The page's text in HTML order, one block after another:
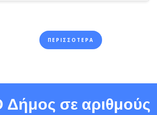
ΠΕΡΙΣΣΟΤΕΡΑ
Δήμος σε αριθμούς